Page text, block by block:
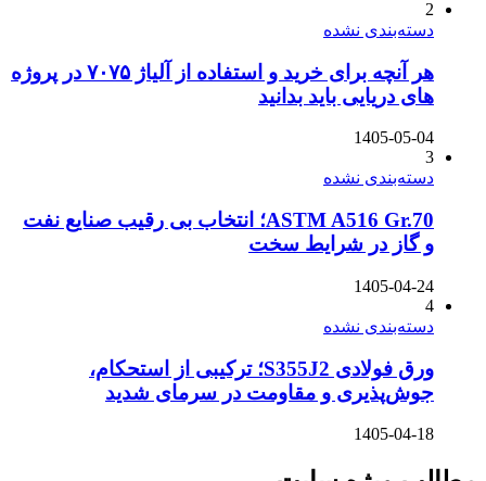
2
دسته‌بندی نشده
هر آنچه برای خرید و استفاده از آلیاژ ۷۰۷۵ در پروژه
های دریایی باید بدانید
1405-05-04
3
دسته‌بندی نشده
ASTM A516 Gr.70؛ انتخاب بی رقیب صنایع نفت
و گاز در شرایط سخت
1405-04-24
4
دسته‌بندی نشده
ورق فولادی S355J2؛ ترکیبی از استحکام،
جوش‌پذیری و مقاومت در سرمای شدید
1405-04-18